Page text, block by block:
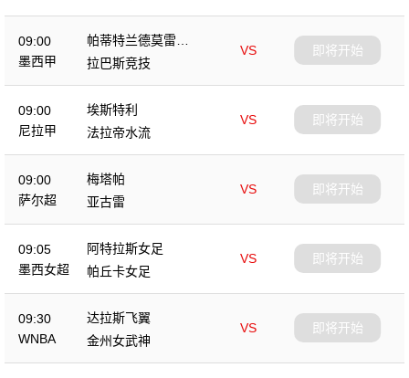
09:00
墨西甲
帕蒂特兰德莫雷洛
斯
VS
拉巴斯竞技
即将开始
09:00
尼拉甲
埃斯特利
VS
法拉帝水流
即将开始
09:00
萨尔超
梅塔帕
VS
亚古雷
即将开始
09:05
墨西女超
阿特拉斯女足
VS
帕丘卡女足
即将开始
09:30
WNBA
达拉斯飞翼
VS
金州女武神
即将开始